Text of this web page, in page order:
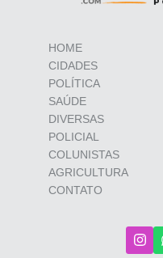
HOME
CIDADES
POLÍTICA
SAÚDE
DIVERSAS
POLICIAL
COLUNISTAS
AGRICULTURA
CONTATO